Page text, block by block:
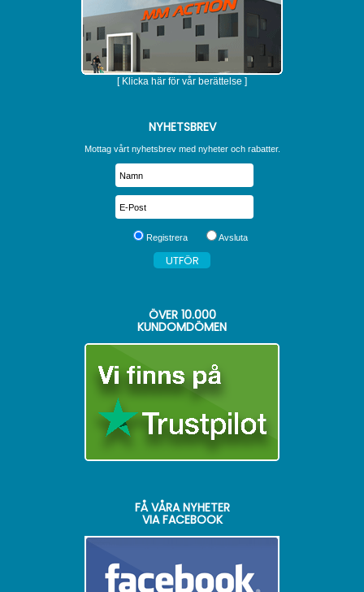
[ Klicka här för vår berättelse ]
NYHETSBREV
Mottag vårt nyhetsbrev med nyheter och rabatter.
Registrera Avsluta
ÖVER 10.000
KUNDOMDÖMEN
FÅ VÅRA NYHETER
VIA FACEBOOK